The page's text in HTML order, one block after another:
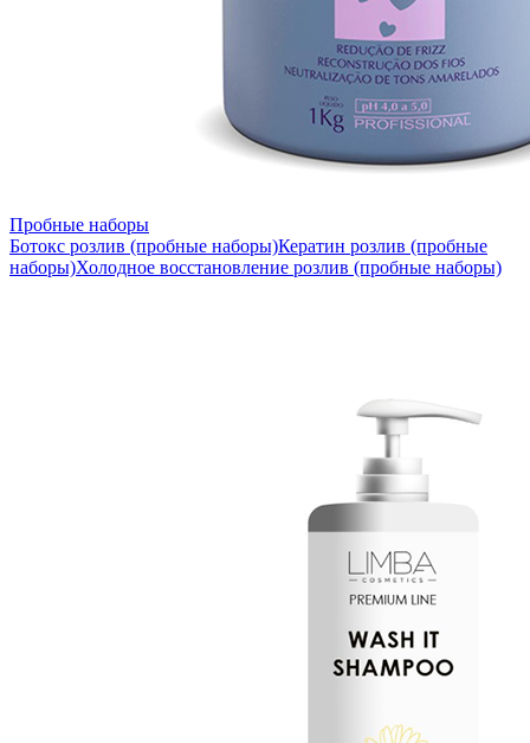
Пробные наборы
Ботокс розлив (пробные наборы)Кератин розлив (пробные
наборы)Холодное восстановление розлив (пробные наборы)